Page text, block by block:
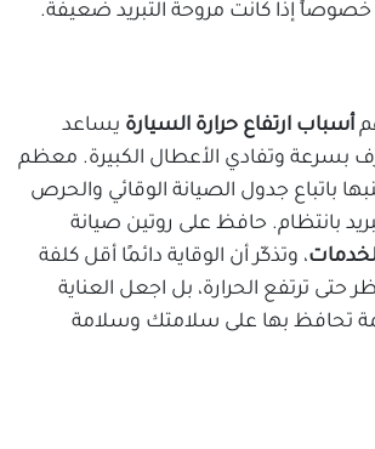
إذا كانت مروحة التبريد ضعيفة.
أسباب ارتفاع حرارة السيارة يساعد
بسرعة وتفادي الأعطال الكبيرة. معظم
باتباع جدول الصيانة الوقائي والحرص
بانتظام. حافظ على روتين صيانة
، وتذكّر أن الوقاية دائمًا أقل كلفة
حتى ترتفع الحرارة، بل اجعل العناية
تحافظ بها على سلامتك وسلامة